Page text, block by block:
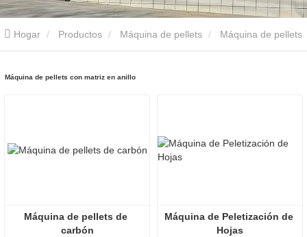
Hogar Productos Máquina de pellets
Máquina de pellets con matriz en anillo
Máquina de pellets de
carbón
Máquina de Peletización de
Hojas